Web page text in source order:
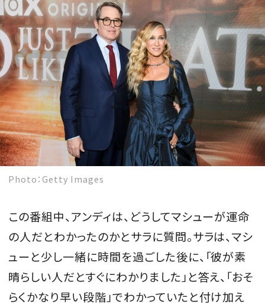
Photo：Getty Images
この番組中、アンディは、どうしてマシューが運命
の人だとわかったのかとサラに質問。サラは、マシ
ューと少し一緒に時間を過ごした後に、「彼が素
晴らしい人だとすぐにわかりました」と答え、「おそ
らくかなり早い段階」でわかっていたと付け加え